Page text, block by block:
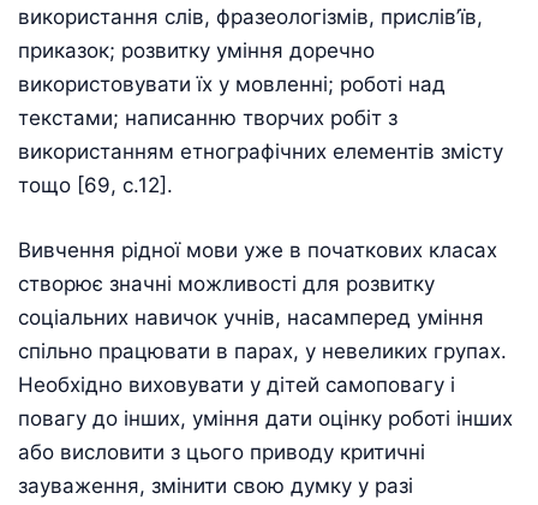
використання слів, фразеологізмів, прислів’їв,
приказок; розвитку уміння доречно
використовувати їх у мовленні; роботі над
текстами; написанню творчих робіт з
використанням етнографічних елементів змісту
тощо [69, с.12].
Вивчення рідної мови уже в початкових класах
створює значні можливості для розвитку
соціальних навичок учнів, насамперед уміння
спільно працювати в парах, у невеликих групах.
Необхідно виховувати у дітей самоповагу і
повагу до інших, уміння дати оцінку роботі інших
або висловити з цього приводу критичні
зауваження, змінити свою думку у разі